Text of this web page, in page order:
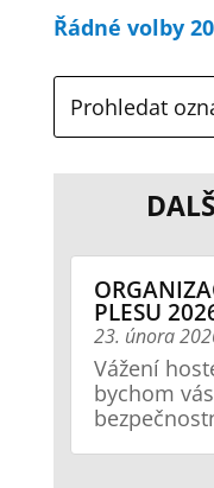
Řádné volby
PLESU
23. února
Vážení
bychom